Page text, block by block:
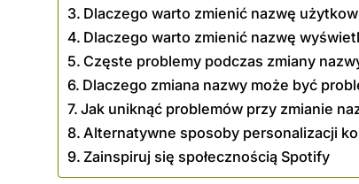
Dlaczego warto zmienić nazwę
Dlaczego warto zmienić nazwę
Częste problemy podczas zmiany
Dlaczego zmiana nazwy może być
Jak uniknąć problemów przy zmianie
Alternatywne sposoby personalizacji
Zainspiruj się społecznością Spotify